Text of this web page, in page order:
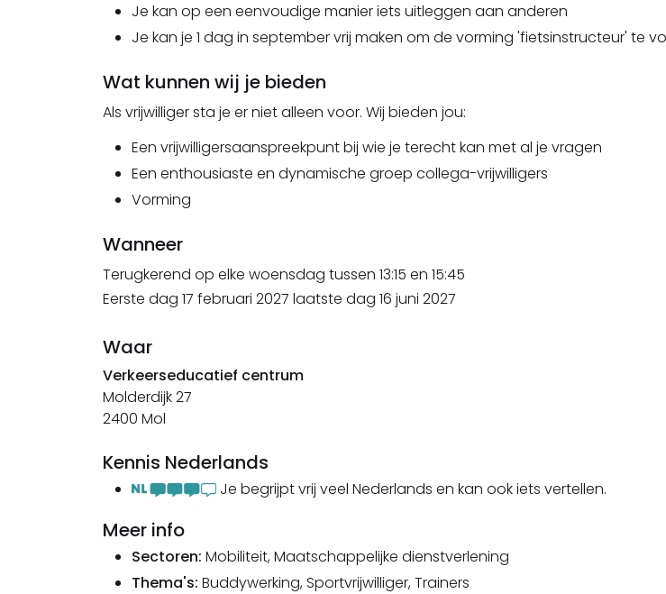
Je kan op een eenvoudige manier iets uitleggen aan anderen
Je kan je 1 dag in september vrij maken om de vorming 'fietsinstructeur' te
Wat kunnen wij je bieden
Als vrijwilliger sta je er niet alleen voor. Wij bieden jou:
Een vrijwilligersaanspreekpunt bij wie je terecht kan met al je vragen
Een enthousiaste en dynamische groep collega-vrijwilligers
Vorming
Wanneer
Terugkerend op elke woensdag tussen 13:15 en 15:45
Eerste dag 17 februari 2027 laatste dag 16 juni 2027
Waar
Verkeerseducatief centrum
Molderdijk 27
2400 Mol
Kennis Nederlands
Je begrijpt vrij veel Nederlands en kan ook iets vertellen.
Meer info
Sectoren: Mobiliteit, Maatschappelijke dienstverlening
Thema's: Buddywerking, Sportvrijwilliger, Trainers